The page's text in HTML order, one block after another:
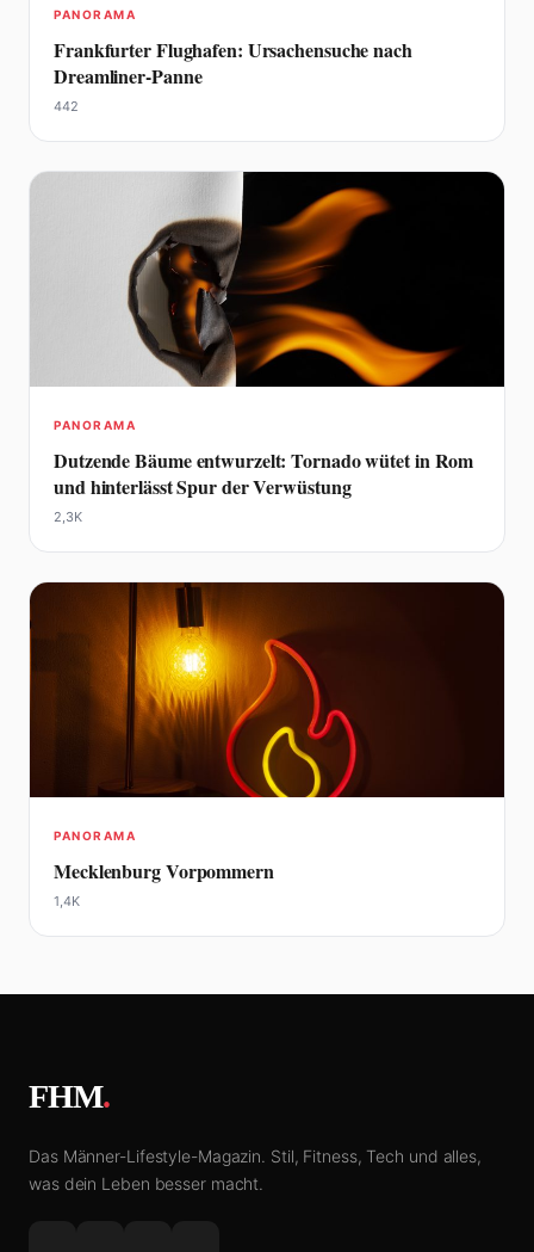
PANORAMA
Frankfurter Flughafen: Ursachensuche nach
Dreamliner-Panne
442
PANORAMA
Dutzende Bäume entwurzelt: Tornado wütet in Rom
und hinterlässt Spur der Verwüstung
2,3K
PANORAMA
Mecklenburg Vorpommern
1,4K
FHM.
Das Männer-Lifestyle-Magazin. Stil, Fitness, Tech und alles,
was dein Leben besser macht.